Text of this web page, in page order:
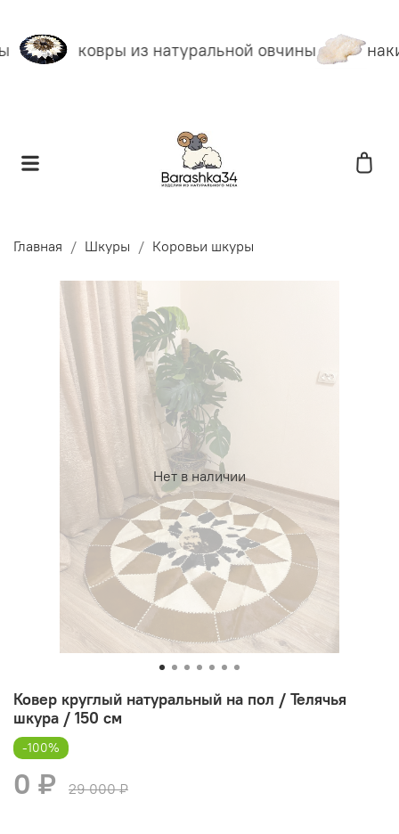
ковры из натуральной овчины
Главная Шкуры Коровьи шкуры
Нет в наличии
Ковер круглый натуральный на пол / Телячья
шкура / 150 см
-100%
0 ₽ 29 000 ₽